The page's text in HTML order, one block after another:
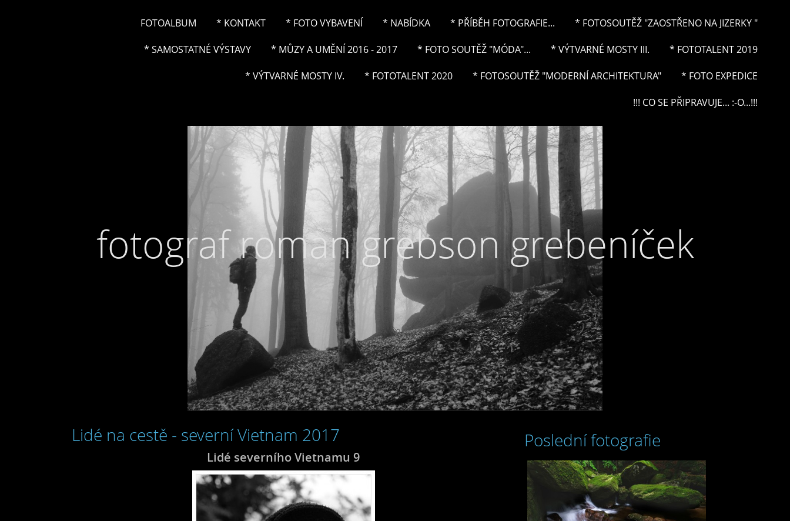
FOTOALBUM * KONTAKT * FOTO VYBAVENÍ * NABÍDKA * PŘÍBĚH FOTOGRAFIE... * FOTOSOUTĚŽ "ZAOSTŘENO NA JIZERKY "
* SAMOSTATNÉ VÝSTAVY * MŮZY A UMĚNÍ 2016 - 2017 * FOTO SOUTĚŽ "MÓDA"... * VÝTVARNÉ MOSTY III. * FOTOTALENT 2019
* VÝTVARNÉ MOSTY IV. * FOTOTALENT 2020 * FOTOSOUTĚŽ "MODERNÍ ARCHITEKTURA" * FOTO EXPEDICE
!!! CO SE PŘIPRAVUJE... :-O...!!!
fotograf roman grebson grebeníček
Lidé na cestě - severní Vietnam 2017
Lidé severního Vietnamu 9
Poslední fotografie